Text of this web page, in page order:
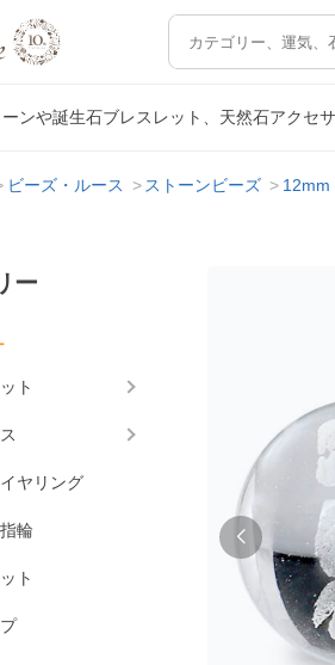
ンや誕生石ブレスレット、天然石アクセ
ビーズ・ルース ストーンビーズ 12mm
ー
ト
ヤリング
輪
ト